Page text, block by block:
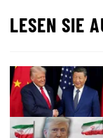
LESEN SIE